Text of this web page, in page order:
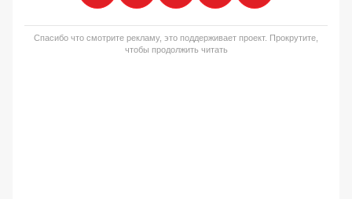
Спасибо что смотрите рекламу, это поддерживает проект. Прокрутите,
чтобы продолжить читать